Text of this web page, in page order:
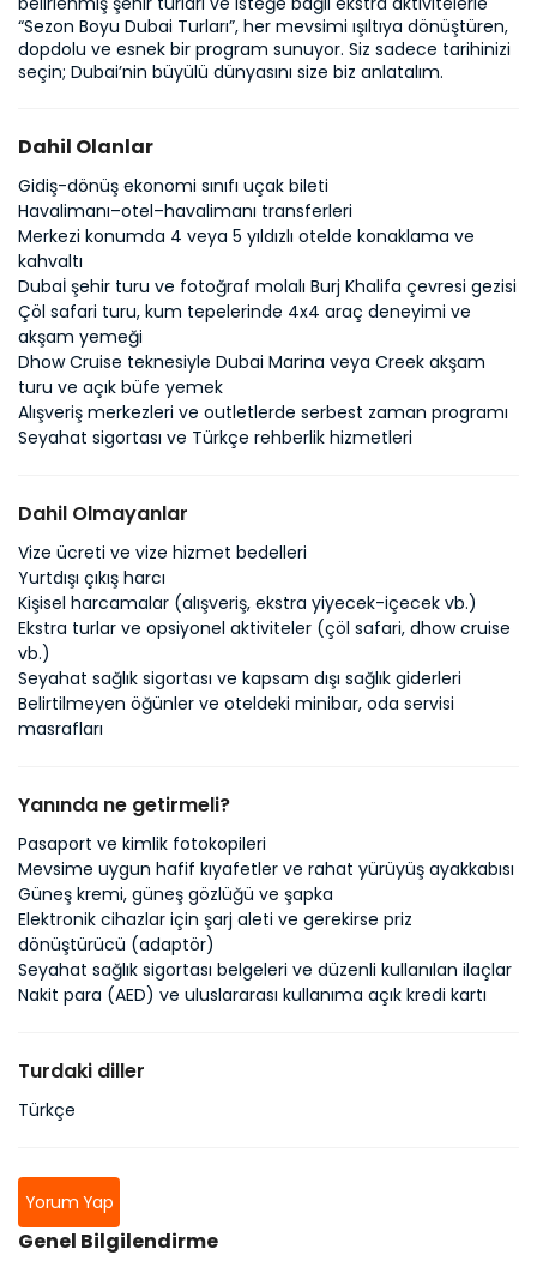
“Sezon Boyu Dubai Turları”, her mevsimi ışıltıya dönüştüren,
dopdolu ve esnek bir program sunuyor. Siz sadece tarihinizi
seçin; Dubai’nin büyülü dünyasını size biz anlatalım.
Dahil Olanlar
Gidiş-dönüş ekonomi sınıfı uçak bileti
Havalimanı–otel–havalimanı transferleri
Merkezi konumda 4 veya 5 yıldızlı otelde konaklama ve
kahvaltı
Dubaİ şehir turu ve fotoğraf molalı Burj Khalifa çevresi gezisi
Çöl safari turu, kum tepelerinde 4x4 araç deneyimi ve
akşam yemeği
Dhow Cruise teknesiyle Dubai Marina veya Creek akşam
turu ve açık büfe yemek
Alışveriş merkezleri ve outletlerde serbest zaman programı
Seyahat sigortası ve Türkçe rehberlik hizmetleri
Dahil Olmayanlar
Vize ücreti ve vize hizmet bedelleri
Yurtdışı çıkış harcı
Kişisel harcamalar (alışveriş, ekstra yiyecek-içecek vb.)
Ekstra turlar ve opsiyonel aktiviteler (çöl safari, dhow cruise
vb.)
Seyahat sağlık sigortası ve kapsam dışı sağlık giderleri
Belirtilmeyen öğünler ve oteldeki minibar, oda servisi
masrafları
Yanında ne getirmeli?
Pasaport ve kimlik fotokopileri
Mevsime uygun hafif kıyafetler ve rahat yürüyüş ayakkabısı
Güneş kremi, güneş gözlüğü ve şapka
Elektronik cihazlar için şarj aleti ve gerekirse priz
dönüştürücü (adaptör)
Seyahat sağlık sigortası belgeleri ve düzenli kullanılan ilaçlar
Nakit para (AED) ve uluslararası kullanıma açık kredi kartı
Turdaki diller
Türkçe
Yorum Yap
Genel Bilgilendirme